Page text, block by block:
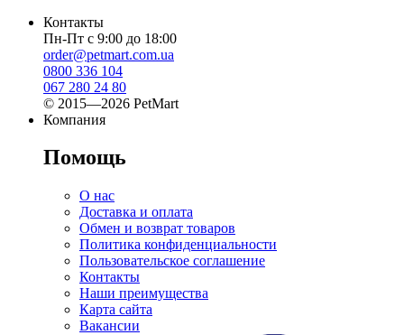
Контакты
Пн-Пт с 9:00 до 18:00
order@petmart.com.ua
0800 336 104
067 280 24 80
© 2015—2026 PetMart
Компания
Помощь
О нас
Доставка и оплата
Обмен и возврат товаров
Политика конфиденциальности
Пользовательское соглашение
Контакты
Наши преимущества
Карта сайта
Вакансии